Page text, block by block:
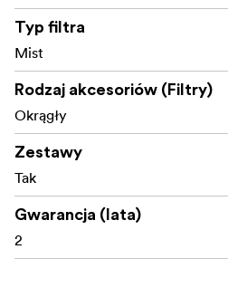
Typ filtra
Mist
Rodzaj akcesoriów (Filtry)
Okrągły
Zestawy
Tak
Gwarancja (lata)
2